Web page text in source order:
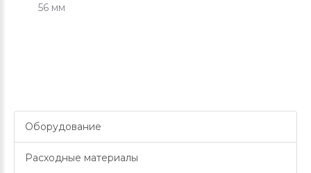
56 мм
Оборудование
Расходные материалы